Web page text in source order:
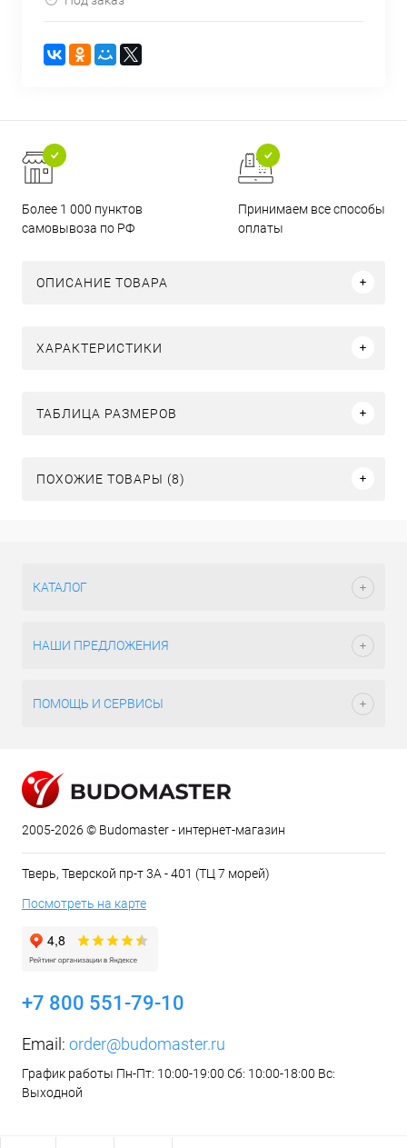
Более 1 000 пунктов
самовывоза по РФ
Принимаем все способы
оплаты
ОПИСАНИЕ ТОВАРА
ХАРАКТЕРИСТИКИ
ТАБЛИЦА РАЗМЕРОВ
ПОХОЖИЕ ТОВАРЫ (8)
КАТАЛОГ
НАШИ ПРЕДЛОЖЕНИЯ
ПОМОЩЬ И СЕРВИСЫ
2005-2026 © Budomaster - интернет-магазин
Тверь, Тверской пр-т 3А - 401 (ТЦ 7 морей)
Посмотреть на карте
+7 800 551-79-10
Email: order@budomaster.ru
График работы Пн-Пт: 10:00-19:00 Сб: 10:00-18:00 Вс:
Выходной